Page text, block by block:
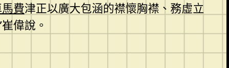
費津正以廣大包涵的襟懷胸襟、務虛立
偉說。